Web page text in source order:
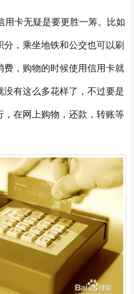
卡无疑是要更胜一筹。比如
，乘坐地铁和公交也可以刷
费，购物的时候使用信用卡就
没有这么多花样了，不过要是
，在网上购物，还款，转账等